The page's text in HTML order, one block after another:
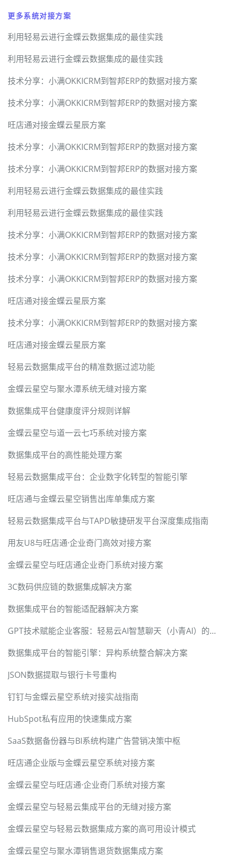
更多系统对接方案
利用轻易云进行金蝶云数据集成的最佳实践
利用轻易云进行金蝶云数据集成的最佳实践
技术分享：小满OKKICRM到智邦ERP的数据对接方案
技术分享：小满OKKICRM到智邦ERP的数据对接方案
旺店通对接金蝶云星辰方案
技术分享：小满OKKICRM到智邦ERP的数据对接方案
技术分享：小满OKKICRM到智邦ERP的数据对接方案
利用轻易云进行金蝶云数据集成的最佳实践
利用轻易云进行金蝶云数据集成的最佳实践
技术分享：小满OKKICRM到智邦ERP的数据对接方案
技术分享：小满OKKICRM到智邦ERP的数据对接方案
技术分享：小满OKKICRM到智邦ERP的数据对接方案
旺店通对接金蝶云星辰方案
技术分享：小满OKKICRM到智邦ERP的数据对接方案
旺店通对接金蝶云星辰方案
轻易云数据集成平台的精准数据过滤功能
金蝶云星空与聚水潭系统无缝对接方案
数据集成平台健康度评分规则详解
金蝶云星空与道一云七巧系统对接方案
数据集成平台的高性能处理方案
轻易云数据集成平台：企业数字化转型的智能引擎
旺店通与金蝶云星空销售出库单集成方案
轻易云数据集成平台与TAPD敏捷研发平台深度集成指南
用友U8与旺店通·企业奇门高效对接方案
金蝶云星空与旺店通企业奇门系统对接方案
3C数码供应链的数据集成解决方案
数据集成平台的智能适配器解决方案
GPT技术赋能企业客服：轻易云AI智慧聊天（小青AI）的智能化实践
数据集成平台的智能引擎：异构系统整合解决方案
JSON数据提取与银行卡号重构
钉钉与金蝶云星空系统对接实战指南
HubSpot私有应用的快速集成方案
SaaS数据备份器与BI系统构建广告营销决策中枢
旺店通企业版与金蝶云星空系统对接方案
金蝶云星空与旺店通·企业奇门系统对接方案
金蝶云星空与轻易云集成平台的无缝对接方案
金蝶云星空与轻易云数据集成方案的高可用设计模式
金蝶云星空与聚水潭销售退货数据集成方案